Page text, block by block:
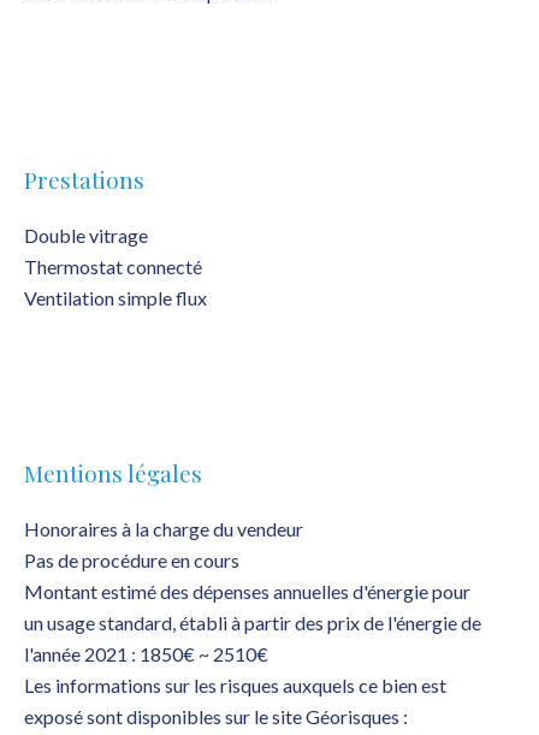
Prestations
Double vitrage
Thermostat connecté
Ventilation simple flux
Mentions légales
Honoraires à la charge du vendeur
Pas de procédure en cours
Montant estimé des dépenses annuelles d'énergie pour
un usage standard, établi à partir des prix de l'énergie de
l'année 2021 : 1850€ ~ 2510€
Les informations sur les risques auxquels ce bien est
exposé sont disponibles sur le site Géorisques :